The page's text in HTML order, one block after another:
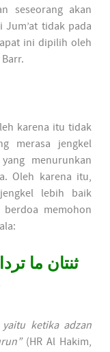
seseorang akan
tidak pada
ini dipilih oleh
karena itu tidak
merasa jengkel
menurunkan
Oleh karena itu,
lebih baik
memohon
ثنتان ما
ketika adzan
(HR Al Hakim,